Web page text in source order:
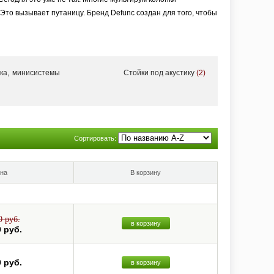
вызывает путаницу. Бренд Defunc создан для того, чтобы
в зависимости от места размещения устройства. Вы
разные мелодии в разных комнатах или позволить одной
вы с легкостью можете объединить две колонки в
минисистемы
Стойки под акустику(2)
Сортировать:
В корзину
руб.
руб.
в корзину
руб. в корзину